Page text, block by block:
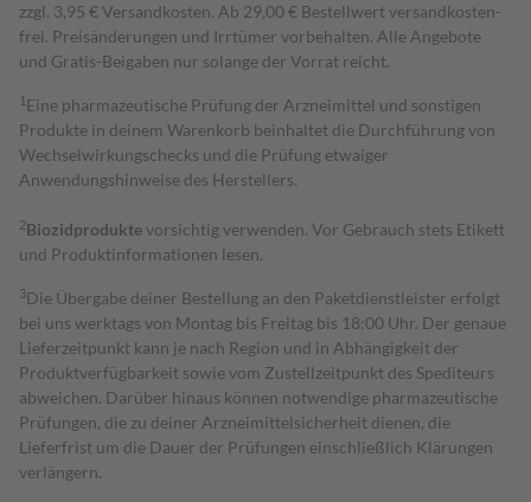
zzgl. 3,95 € Versandkosten. Ab 29,00 € Bestell­wert versand­kosten­
frei. Preisänderungen und Irrtümer vorbehalten. Alle Angebote
und Gratis-Beigaben nur solange der Vorrat reicht.
1 Eine pharmazeutische Prüfung der Arzneimittel und sonstigen
Produkte in deinem Warenkorb beinhaltet die Durchführung von
Wechselwirkungschecks und die Prüfung etwaiger
Anwendungshinweise des Herstellers.
2Biozidproduktevorsichtig verwenden. Vor Gebrauch stets Etikett
und Produktinformationen lesen.
3Die Übergabe deiner Bestellung an den Paketdienstleister erfolgt
bei uns werktags von Montag bis Freitag bis 18:00 Uhr. Der genaue
Lieferzeitpunkt kann je nach Region und in Abhängigkeit der
Produktverfügbarkeit sowie vom Zustellzeitpunkt des Spediteurs
abweichen. Darüber hinaus können notwendige pharmazeutische
Prüfungen, die zu deiner Arzneimittelsicherheit dienen, die
Lieferfrist um die Dauer der Prüfungen einschließlich Klärungen
verlängern.